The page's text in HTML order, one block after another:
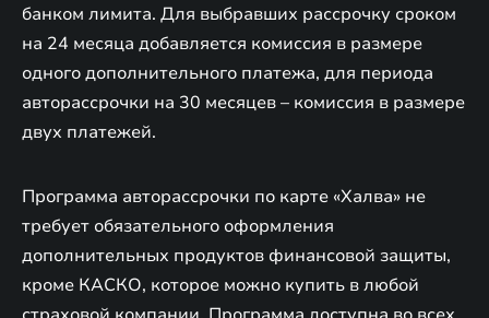
банком лимита. Для выбравших рассрочку сроком
на 24 месяца добавляется комиссия в размере
одного дополнительного платежа, для периода
авторассрочки на 30 месяцев – комиссия в размере
двух платежей.
Программа авторассрочки по карте «Халва» не
требует обязательного оформления
дополнительных продуктов финансовой защиты,
кроме КАСКО, которое можно купить в любой